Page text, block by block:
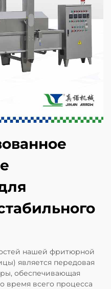
нашей фритюрной
является передовая
обеспечивающая
время всего процесса